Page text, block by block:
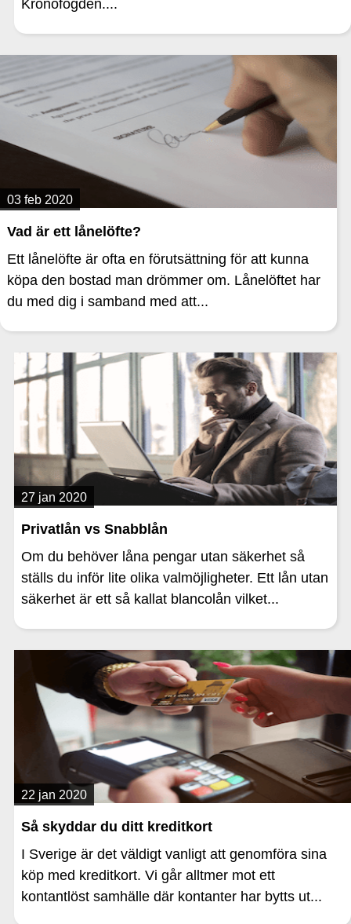
Kronofogden....
03 feb 2020
Vad är ett lånelöfte?
Ett lånelöfte är ofta en förutsättning för att kunna
köpa den bostad man drömmer om. Lånelöftet har
du med dig i samband med att...
27 jan 2020
Privatlån vs Snabblån
Om du behöver låna pengar utan säkerhet så
ställs du inför lite olika valmöjligheter. Ett lån utan
säkerhet är ett så kallat blancolån vilket...
22 jan 2020
Så skyddar du ditt kreditkort
I Sverige är det väldigt vanligt att genomföra sina
köp med kreditkort. Vi går alltmer mot ett
kontantlöst samhälle där kontanter har bytts ut...